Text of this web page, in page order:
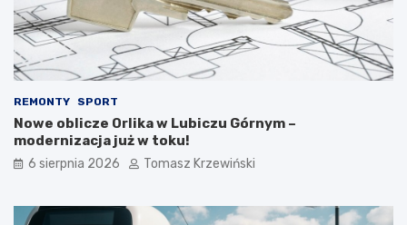
REMONTY SPORT
Nowe oblicze Orlika w Lubiczu Górnym –
modernizacja już w toku!
6 sierpnia 2026 Tomasz Krzewiński